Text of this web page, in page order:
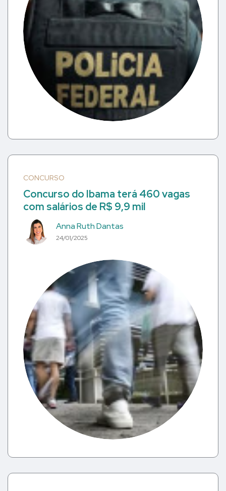
CONCURSO
Concurso do Ibama terá 460 vagas
com salários de R$ 9,9 mil
Anna Ruth Dantas
24/01/2025